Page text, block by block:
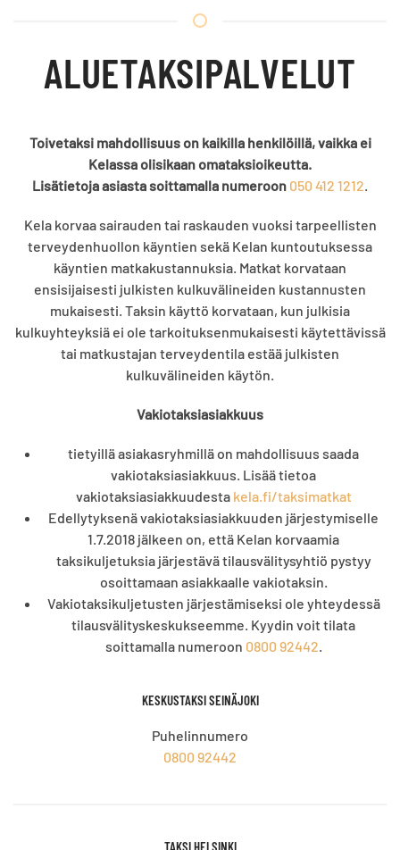
ALUETAKSIPALVELUT
Toivetaksi mahdollisuus on kaikilla henkilöillä, vaikka ei
Kelassa olisikaan omataksioikeutta.
Lisätietoja asiasta soittamalla numeroon 050 412 1212.
Kela korvaa sairauden tai raskauden vuoksi tarpeellisten
terveydenhuollon käyntien sekä Kelan kuntoutuksessa
käyntien matkakustannuksia. Matkat korvataan
ensisijaisesti julkisten kulkuvälineiden kustannusten
mukaisesti. Taksin käyttö korvataan, kun julkisia
kulkuyhteyksiä ei ole tarkoituksenmukaisesti käytettävissä
tai matkustajan terveydentila estää julkisten
kulkuvälineiden käytön.
Vakiotaksiasiakkuus
tietyillä asiakasryhmillä on mahdollisuus saada
vakiotaksiasiakkuus. Lisää tietoa
vakiotaksiasiakkuudesta kela.fi/taksimatkat
Edellytyksenä vakiotaksiasiakkuuden järjestymiselle
1.7.2018 jälkeen on, että Kelan korvaamia
taksikuljetuksia järjestävä tilausvälitysyhtiö pystyy
osoittamaan asiakkaalle vakiotaksin.
Vakiotaksikuljetusten järjestämiseksi ole yhteydessä
tilausvälityskeskukseemme. Kyydin voit tilata
soittamalla numeroon 0800 92442.
KESKUSTAKSI SEINÄJOKI
Puhelinnumero
0800 92442
TAKSI HELSINKI